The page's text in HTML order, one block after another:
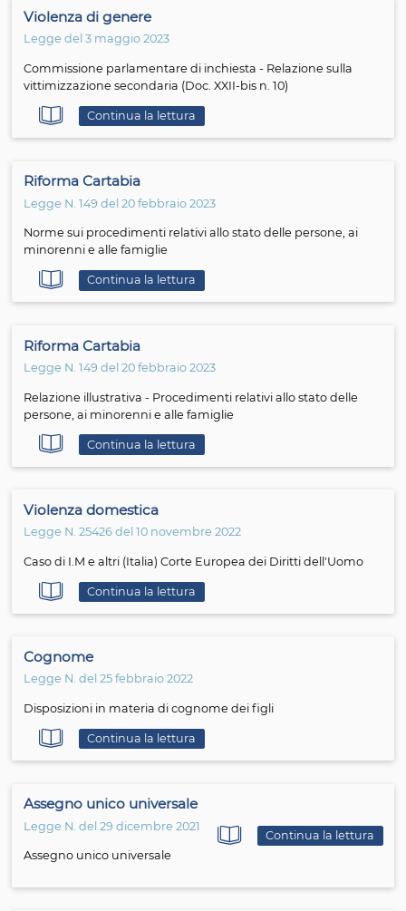
Disposizioni in materia di prevenzione e contrasto del
all'articolo 3 della legge 17 maggio 2024, n. 70.
Continua la lettura
Riforma Cartabia
Legge del 20 febbraio 2024
Decreto correttivo della Riforma Cartabia
Continua la lettura
Violenza di genere
Commissione parlamentare di inchiesta - Relazione
vittimizzazione secondaria (Doc. XXII-bis n. 10)
Riforma Cartabia
Legge N. 149 del 20 febbraio 2023
Norme sui procedimenti relativi allo stato delle
Continua la lettura
Riforma Cartabia
Relazione illustrativa - Procedimenti relativi allo stato
persone, ai minorenni e alle famiglie
Continua la lettura